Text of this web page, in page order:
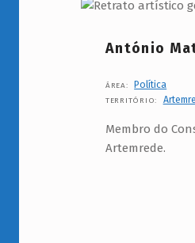
o
António
ÁREA: Política
TERRITÓRIO:
Membro do
Artemrede.